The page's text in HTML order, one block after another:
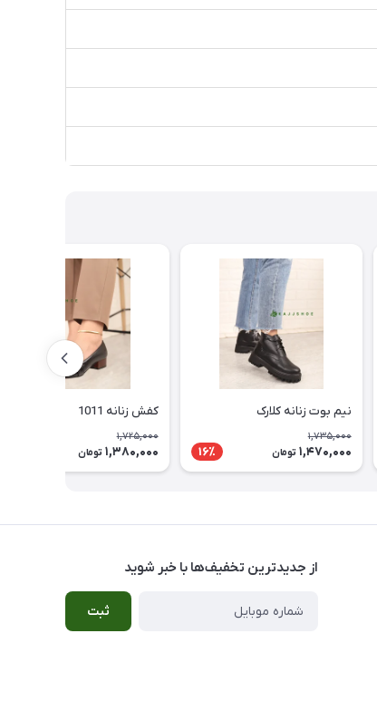
نیم بوت زنانه کلارک
1,735,000
1,470,000 تومان 16٪
کفش زنانه 1011
1,725,000
1,380,000 تومان
از جدید‌ترین تخفیف‌ها با‌ خبر شوید
ثبت